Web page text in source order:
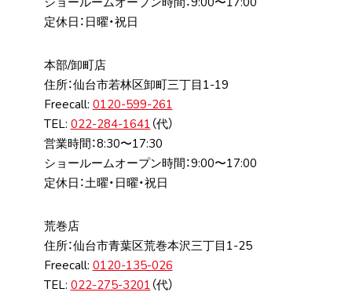
定休日：日曜・祝日
本部/卸町店
住所：仙台市若林区卸町三丁⽬1-19
Freecall: 0120-599-261
TEL: 022-284-1641 （代）
営業時間：8:30〜17:30
ショールームオープン時間：9:00〜17:00
定休日：土曜・日曜・祝日
荒巻店
住所：仙台市⻘葉区荒巻本沢三丁⽬1-25
Freecall: 0120-135-026
TEL: 022-275-3201 （代）